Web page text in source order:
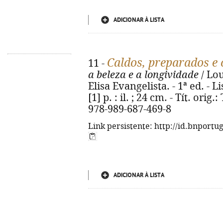
ADICIONAR À LISTA
11 - Caldos, preparados e
a beleza e a longividade /
Elisa Evangelista. - 1ª ed. -
[1] p. : il. ; 24 cm. - Tít.
978-989-687-469-8
Link persistente: http://
ADICIONAR À LISTA